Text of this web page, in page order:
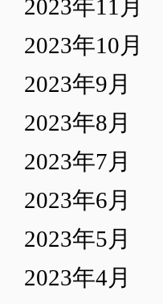
2023年11月
2023年10月
2023年9月
2023年8月
2023年7月
2023年6月
2023年5月
2023年4月